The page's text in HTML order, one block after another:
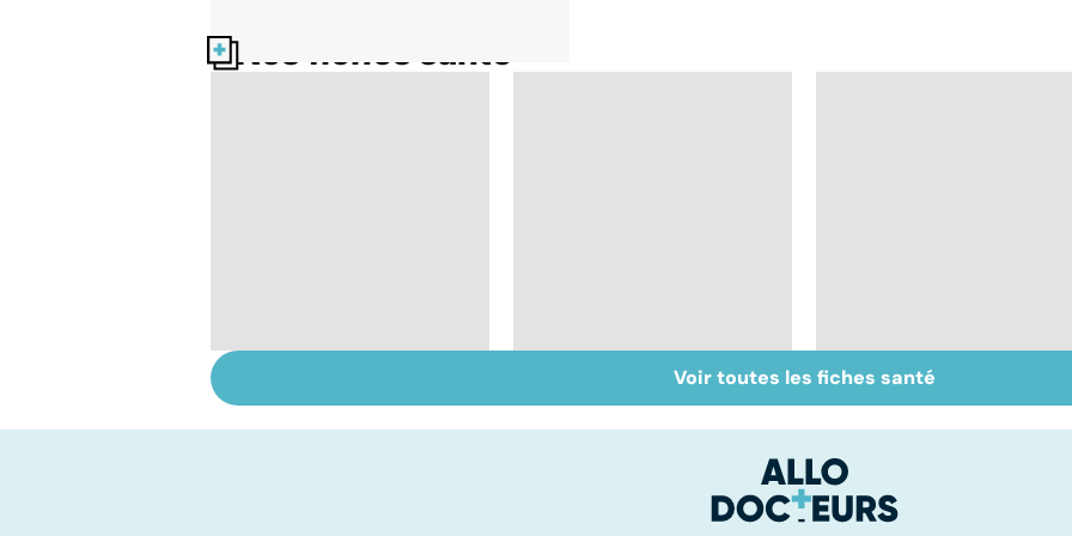
Nos fiches santé
bonnes résolutions
Faire du sport à
domicile, c'est facile !
Don de gamètes : le
pour et le contre
Voir toutes les fiches santé